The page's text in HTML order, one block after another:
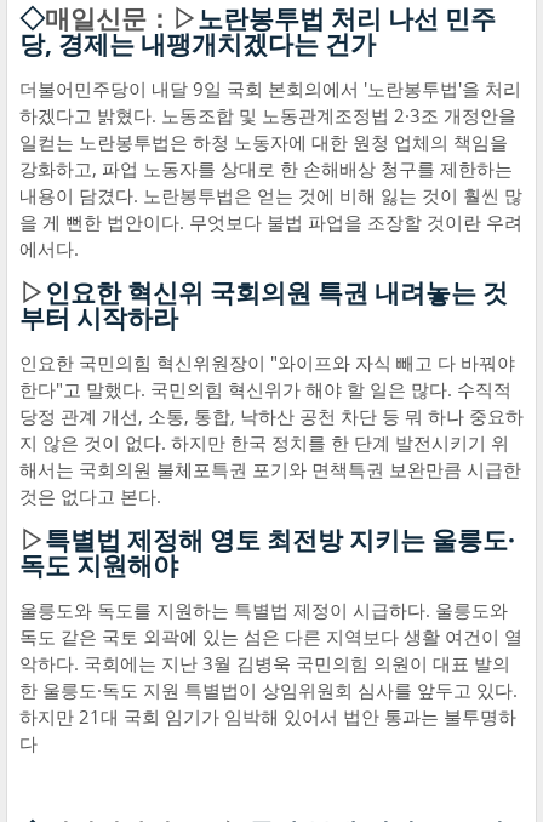
◇매일신문：▷노란봉투법 처리 나선 민주
당, 경제는 내팽개치겠다는 건가
더불어민주당이 내달 9일 국회 본회의에서 '노란봉투법'을 처리
하겠다고 밝혔다. 노동조합 및 노동관계조정법 2·3조 개정안을
일컫는 노란봉투법은 하청 노동자에 대한 원청 업체의 책임을
강화하고, 파업 노동자를 상대로 한 손해배상 청구를 제한하는
내용이 담겼다. 노란봉투법은 얻는 것에 비해 잃는 것이 훨씬 많
을 게 뻔한 법안이다. 무엇보다 불법 파업을 조장할 것이란 우려
에서다.
▷인요한 혁신위 국회의원 특권 내려놓는 것
부터 시작하라
인요한 국민의힘 혁신위원장이 "와이프와 자식 빼고 다 바꿔야
한다"고 말했다. 국민의힘 혁신위가 해야 할 일은 많다. 수직적
당정 관계 개선, 소통, 통합, 낙하산 공천 차단 등 뭐 하나 중요하
지 않은 것이 없다. 하지만 한국 정치를 한 단계 발전시키기 위
해서는 국회의원 불체포특권 포기와 면책특권 보완만큼 시급한
것은 없다고 본다.
▷특별법 제정해 영토 최전방 지키는 울릉도·
독도 지원해야
울릉도와 독도를 지원하는 특별법 제정이 시급하다. 울릉도와
독도 같은 국토 외곽에 있는 섬은 다른 지역보다 생활 여건이 열
악하다. 국회에는 지난 3월 김병욱 국민의힘 의원이 대표 발의
한 울릉도·독도 지원 특별법이 상임위원회 심사를 앞두고 있다.
하지만 21대 국회 임기가 임박해 있어서 법안 통과는 불투명하
다